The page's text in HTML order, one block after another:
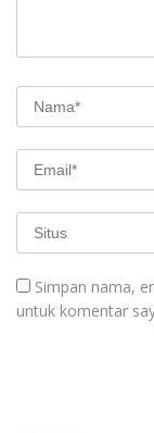
Simpan nama,
untuk komentar